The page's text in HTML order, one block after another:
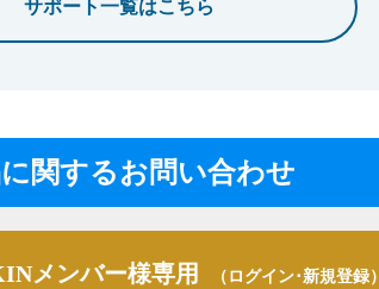
サポート一覧はこちら
関するお問い合わせ
メンバー様専用 （ログイン･新規登録）